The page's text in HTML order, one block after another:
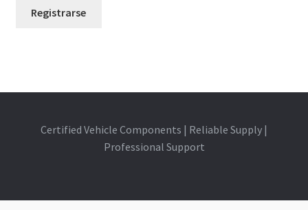
Registrarse
Certified Vehicle Components | Reliable Supply |
Professional Support